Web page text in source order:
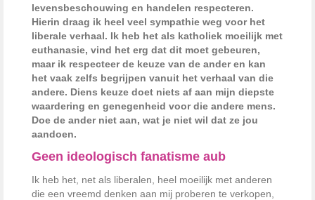
levensbeschouwing en handelen respecteren.
Hierin draag ik heel veel sympathie weg voor het
liberale verhaal. Ik heb het als katholiek moeilijk met
euthanasie, vind het erg dat dit moet gebeuren,
maar ik respecteer de keuze van de ander en kan
het vaak zelfs begrijpen vanuit het verhaal van die
andere. Diens keuze doet niets af aan mijn diepste
waardering en genegenheid voor die andere mens.
Doe de ander niet aan, wat je niet wil dat ze jou
aandoen.
Geen ideologisch fanatisme aub
Ik heb het, net als liberalen, heel moeilijk met anderen
die een vreemd denken aan mij proberen te verkopen,